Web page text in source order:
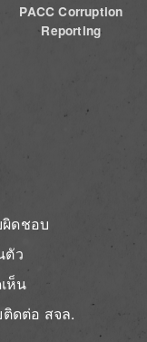
PACC Corruption
Reporting
ดชอบ
ตัว
ห็น
ดต่อ สจล.